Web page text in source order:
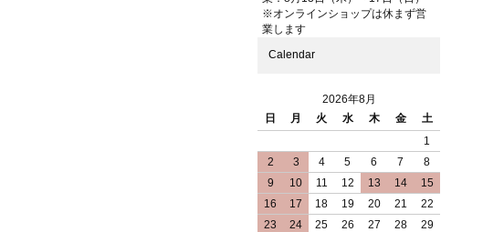
※オンラインショップは休まず営
業します
Calendar
2026年8月
日
月 火 水 木 金
土
1
2
3 4 5 6 7
8
9
10 11 12 13 14
15
16
17 18 19 20 21
22
23
24 25 26 27 28
29